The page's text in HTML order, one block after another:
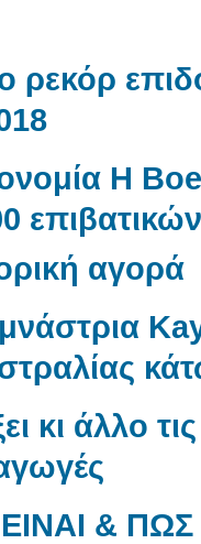
ρεκόρ
Η
αγορά
κι άλλο
&